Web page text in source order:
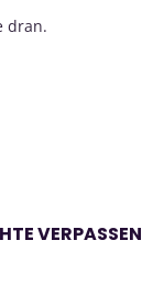
dran.
VERPASSEN